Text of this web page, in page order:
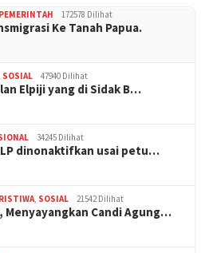
PEMERINTAH 172578 Dilihat
Ke Tanah Papua.
SOSIAL 47940 Dilihat
Elpiji yang di Sidak B…
34245 Dilihat
dinonaktifkan usai petu…
, SOSIAL 21542 Dilihat
Menyayangkan Candi Agung…